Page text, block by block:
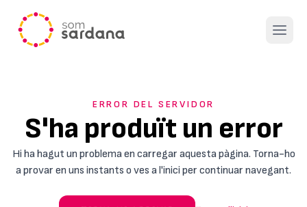
Open
ERROR DEL SERVIDOR
S'ha produït un error
Hi ha hagut un problema en carregar aquesta pàgina. Torna-ho
a provar en uns instants o ves a l'inici per continuar navegant.